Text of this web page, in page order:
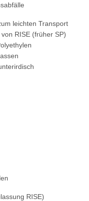
leichten Transport
RISE (früher SP)
RISE)